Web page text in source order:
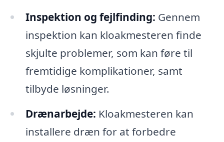
Inspektion og fejlfinding: Gennem
inspektion kan kloakmesteren finde
skjulte problemer, som kan føre til
fremtidige komplikationer, samt
tilbyde løsninger.
Drænarbejde: Kloakmesteren kan
installere dræn for at forbedre